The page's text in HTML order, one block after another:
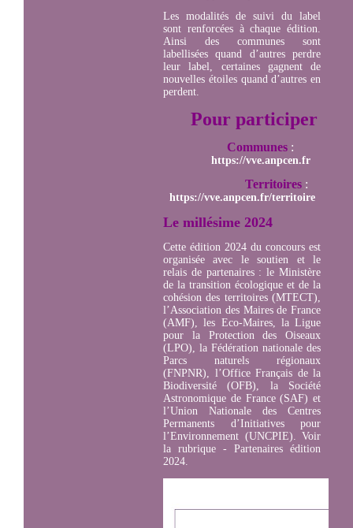
Les modalités de suivi du label
sont renforcées à chaque édition.
Ainsi des communes sont
labellisées quand d’autres perdre
leur label, certaines gagnent de
nouvelles étoiles quand d’autres en
perdent.
Pour participer
Communes :
https://vve.anpcen.fr
Territoires :
https://vve.anpcen.fr/territoire
Le millésime 2024
Cette édition 2024 du concours est
organisée avec le soutien et le
relais de partenaires : le Ministère
de la transition écologique et de la
cohésion des territoires (MTECT),
l’Association des Maires de France
(AMF), les Eco-Maires, la Ligue
pour la Protection des Oiseaux
(LPO), la Fédération nationale des
Parcs naturels régionaux
(FNPNR), l’Office Français de la
Biodiversité (OFB), la Société
Astronomique de France (SAF) et
l’Union Nationale des Centres
Permanents d’Initiatives pour
l’Environnement (UNCPIE). Voir
la rubrique - Partenaires édition
2024.